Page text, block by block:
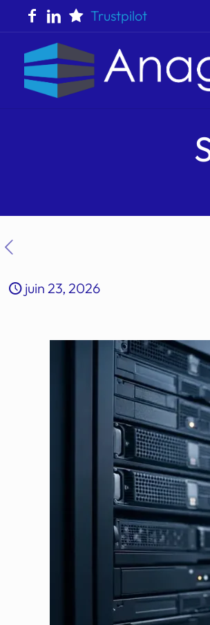
Trustpilot
juin 23, 2026